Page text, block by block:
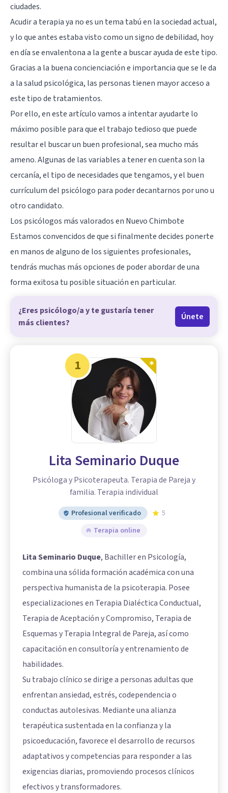
ciudades.
Acudir a terapia ya no es un tema tabú en la sociedad actual,
y lo que antes estaba visto como un signo de debilidad, hoy
en día se envalentona a la gente a buscar ayuda de este tipo.
Gracias a la buena concienciación e importancia que se le da
a la salud psicológica, las personas tienen mayor acceso a
este tipo de tratamientos.
Por ello, en este artículo vamos a intentar ayudarte lo
máximo posible para que el trabajo tedioso que puede
resultar el buscar un buen profesional, sea mucho más
ameno. Algunas de las variables a tener en cuenta son la
cercanía, el tipo de necesidades que tengamos, y el buen
currículum del psicólogo para poder decantarnos por uno u
otro candidato.
Los psicólogos más valorados en Nuevo Chimbote
Estamos convencidos de que si finalmente decides ponerte
en manos de alguno de los siguientes profesionales,
tendrás muchas más opciones de poder abordar de una
forma exitosa tu posible situación en particular.
¿Eres psicólogo/a y te gustaría tener
más clientes?
Únete
1
Lita Seminario Duque
Psicóloga y Psicoterapeuta. Terapia de Pareja y
familia. Terapia individual
Profesional verificado
5
Terapia online
Lita Seminario Duque, Bachiller en Psicología,
combina una sólida formación académica con una
perspectiva humanista de la psicoterapia. Posee
especializaciones en Terapia Dialéctica Conductual,
Terapia de Aceptación y Compromiso, Terapia de
Esquemas y Terapia Integral de Pareja, así como
capacitación en consultoría y entrenamiento de
habilidades.
Su trabajo clínico se dirige a personas adultas que
enfrentan ansiedad, estrés, codependencia o
conductas autolesivas. Mediante una alianza
terapéutica sustentada en la confianza y la
psicoeducación, favorece el desarrollo de recursos
adaptativos y competencias para responder a las
exigencias diarias, promoviendo procesos clínicos
efectivos y transformadores.